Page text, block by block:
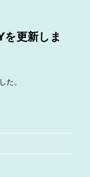
更新しま
た。